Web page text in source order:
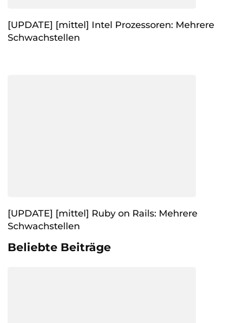
[UPDATE] [mittel] Intel Prozessoren: Mehrere
Schwachstellen
[UPDATE] [mittel] Ruby on Rails: Mehrere
Schwachstellen
Beliebte Beiträge